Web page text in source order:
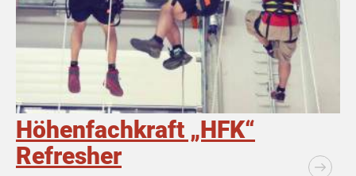
Höhenfachkraft „HFK“
Refresher